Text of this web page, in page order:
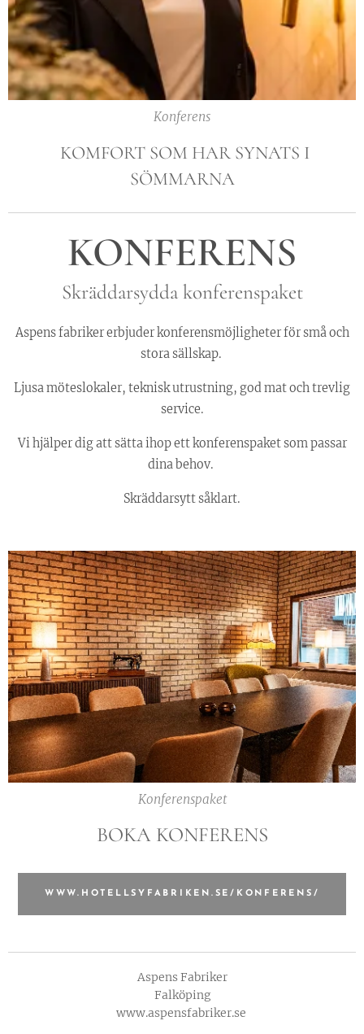
Konferens
KOMFORT SOM HAR SYNATS I
SÖMMARNA
KONFERENS
Skräddarsydda konferenspaket
Aspens fabriker erbjuder konferensmöjligheter för små och
stora sällskap.
Ljusa möteslokaler, teknisk utrustning, god mat och trevlig
service.
Vi hjälper dig att sätta ihop ett konferenspaket som passar
dina behov.
Skräddarsytt såklart.
Konferenspaket
BOKA KONFERENS
WWW.HOTELLSYFABRIKEN.SE/KONFERENS/
Aspens Fabriker
Falköping
www.aspensfabriker.se